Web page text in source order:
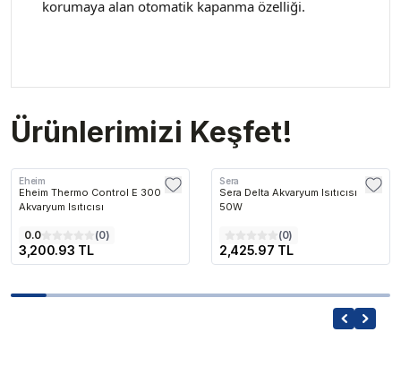
korumaya alan otomatik kapanma özelliği.
Ürünlerimizi Keşfet!
Eheim
Eheim Thermo Control E 300
Akvaryum Isıtıcısı
0.0 (0)
3,200.93 TL
Sera
Sera Delta Akvaryum Isıtıcısı
50W
(0)
2,425.97 TL